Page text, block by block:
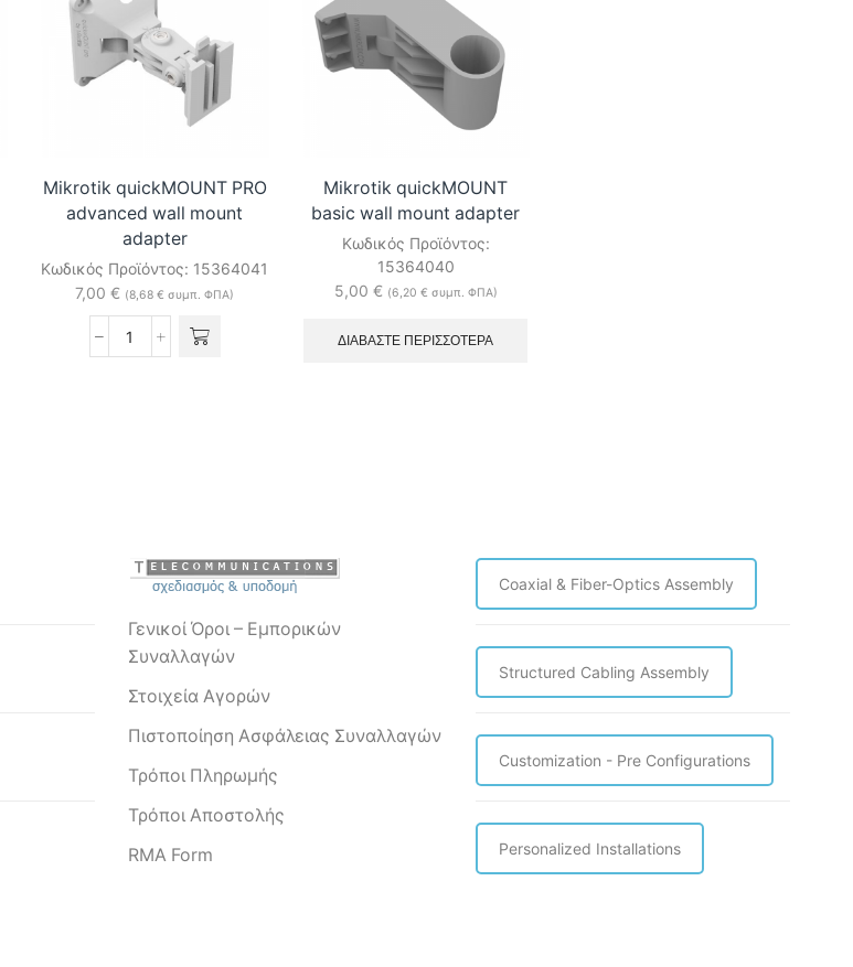
LHG
ποσότητα
adapter
ποσότητα
Mikrotik quickMOUNT PRO
advanced wall mount
adapter
Κωδικός Προϊόντος: 15364041
7,00€ (8,68€ συμπ. ΦΠΑ)
Mikrotik
Mikrotik quickMOUNT
basic wall mount adapter
Κωδικός Προϊόντος:
15364040
5,00 € (6,20 € συμπ. ΦΠΑ)
ΔΙΑΒΆΣΤΕ ΠΕΡΙΣΣΌΤΕΡΑ
Γενικοί Όροι – Εμπορικών
Συναλλαγών
Στοιχεία Αγορών
Πιστοποίηση Ασφάλειας Συναλλαγών
Τρόποι Πληρωμής
Τρόποι Αποστολής
RMA Form
Coaxial & Fiber-Optics Assembly
Structured Cabling Assembly
Customization - Pre Configurations
Personalized Installations